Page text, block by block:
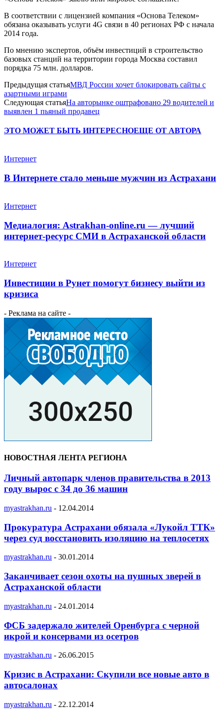
В соответствии с лицензией компания «Основа Телеком»
обязана оказывать услуги 4G связи в 40 регионах РФ с начала
2014 года.
По мнению экспертов, объём инвестиций в строительство
базовых станций на территории города Москва составил
порядка 75 млн. долларов.
Предыдущая статьяМВД России хочет блокировать сайты с
азартными играми
Следующая статьяНа авторынке оштрафовано 29 водителей и
выявлен 1 пьяный продавец
ЭТО МОЖЕТ БЫТЬ ИНТЕРЕСНОЕЩЕ ОТ АВТОРА
Интернет
В Интернете стало меньше мужчин из Астрахани
Интернет
Медиалогия: Astrakhan-online.ru — лучший
интернет-ресурс СМИ в Астраханской области
Интернет
Инвестиции в Рунет помогут бизнесу выйти из
кризиса
- Реклама на сайте -
НОВОСТНАЯ ЛЕНТА РЕГИОНА
Личный автопарк членов правительства в 2013
году вырос с 34 до 36 машин
myastrakhan.ru - 12.04.2014
Прокуратура Астрахани обязала «Лукойл ТТК»
через суд восстановить изоляцию на теплосетях
myastrakhan.ru - 30.01.2014
Заканчивает сезон охоты на пушных зверей в
Астраханской области
myastrakhan.ru - 24.01.2014
ФСБ задержало жителей Оренбурга с черной
икрой и консервами из осетров
myastrakhan.ru - 26.06.2015
Кризис в Астрахани: Скупили все новые авто в
автосалонах
myastrakhan.ru - 22.12.2014